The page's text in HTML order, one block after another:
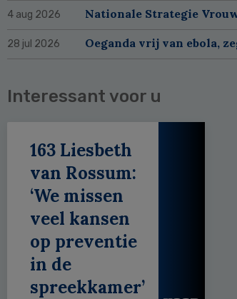
4 aug 2026 Nationale Strategie
28 jul 2026 Oeganda vrij van ebola,
Interessant voor u
163 Liesbeth
van Rossum:
‘We missen
veel kansen
op preventie
in de
spreekkamer’